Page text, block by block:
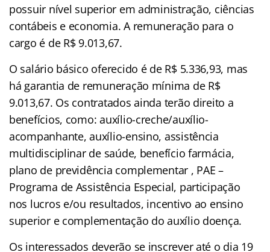
possuir nível superior em administração, ciências
contábeis e economia. A remuneração para o
cargo é de R$ 9.013,67.
O salário básico oferecido é de R$ 5.336,93, mas
há garantia de remuneração mínima de R$
9.013,67. Os contratados ainda terão direito a
benefícios, como: auxílio-creche/auxílio-
acompanhante, auxílio-ensino, assistência
multidisciplinar de saúde, benefício farmácia,
plano de previdência complementar , PAE –
Programa de Assistência Especial, participação
nos lucros e/ou resultados, incentivo ao ensino
superior e complementação do auxílio doença.
Os interessados deverão se inscrever até o dia 19